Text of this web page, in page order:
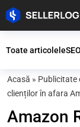
Toate articolele
Acasă » Publicitate
clienților în afara
Amazon